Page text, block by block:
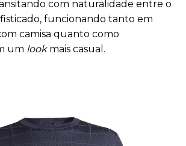
com naturalidade entre o
funcionando tanto em
camisa quanto como
um look mais casual.